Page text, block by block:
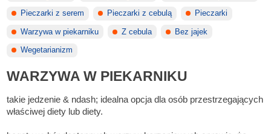
Pieczarki z serem Pieczarki z cebulą Pieczarki
Warzywa w piekarniku Z cebula Bez jajek
Wegetarianizm
WARZYWA W PIEKARNIKU
takie jedzenie & ndash; idealna opcja dla osób przestrzegających
właściwej diety lub diety.